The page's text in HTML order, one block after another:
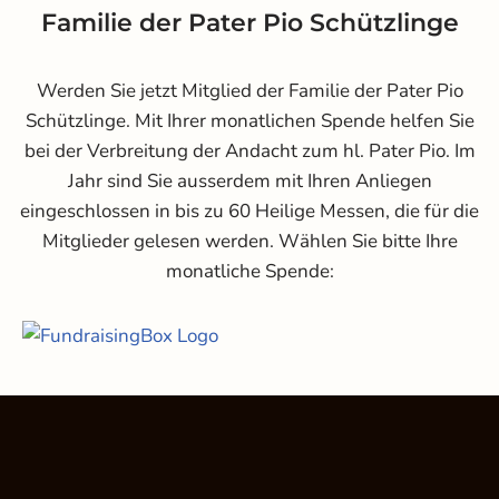
Familie der Pater Pio Schützlinge
Werden Sie jetzt Mitglied der Familie der Pater Pio
Schützlinge. Mit Ihrer monatlichen Spende helfen Sie
bei der Verbreitung der Andacht zum hl. Pater Pio. Im
Jahr sind Sie ausserdem mit Ihren Anliegen
eingeschlossen in bis zu 60 Heilige Messen, die für die
Mitglieder gelesen werden. Wählen Sie bitte Ihre
monatliche Spende: